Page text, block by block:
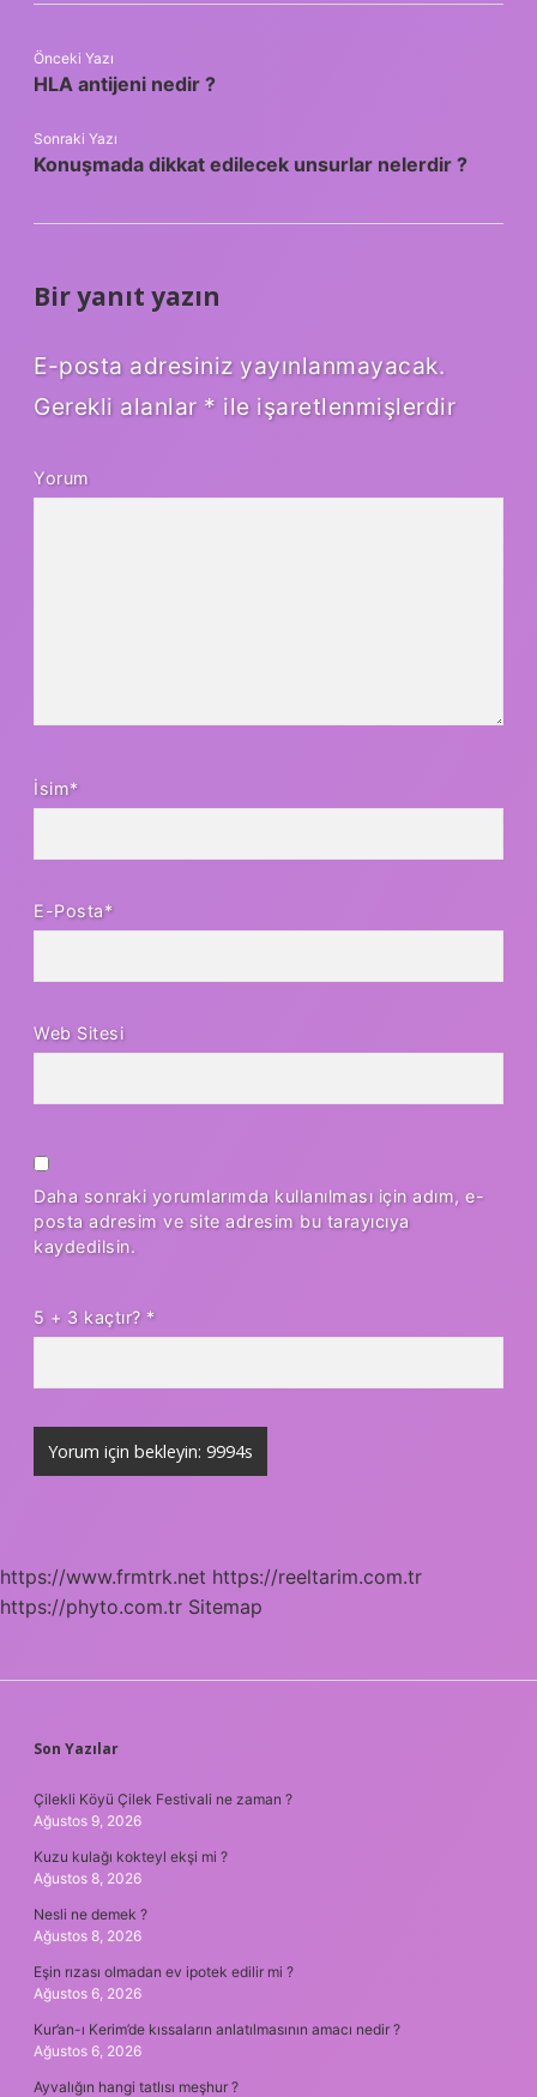
Önceki Yazı
HLA antijeni nedir ?
Sonraki Yazı
Konuşmada dikkat edilecek unsurlar nelerdir ?
Bir yanıt yazın
E-posta adresiniz yayınlanmayacak.
Gerekli alanlar * ile işaretlenmişlerdir
Yorum
İsim*
E-Posta*
Web Sitesi
Daha sonraki yorumlarımda kullanılması için adım, e-
posta adresim ve site adresim bu tarayıcıya
kaydedilsin.
5 + 3 kaçtır? *
https://www.frmtrk.net https://reeltarim.com.tr
https://phyto.com.tr Sitemap
SIDEBAR
Son Yazılar
Çilekli Köyü Çilek Festivali ne zaman ?
Ağustos 9, 2026
Kuzu kulağı kokteyl ekşi mi ?
Ağustos 8, 2026
Nesli ne demek ?
Ağustos 8, 2026
Eşin rızası olmadan ev ipotek edilir mi ?
Ağustos 6, 2026
Kur’an-ı Kerim’de kıssaların anlatılmasının amacı nedir ?
Ağustos 6, 2026
Ayvalığın hangi tatlısı meşhur ?